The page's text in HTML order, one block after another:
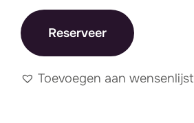
Reserveer
Toevoegen aan wensenlijst